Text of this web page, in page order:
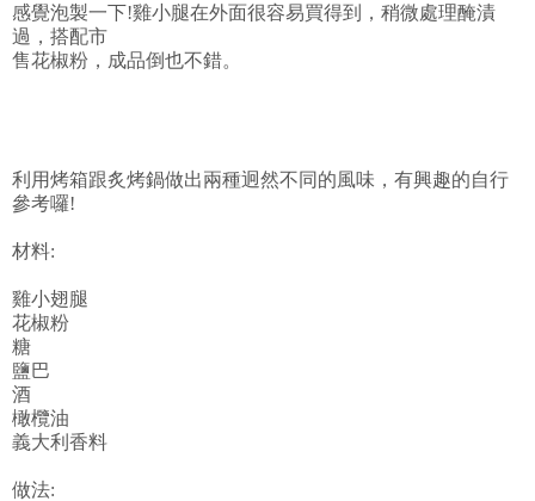
感覺泡製一下!雞小腿在外面很容易買得到，稍微處理醃漬
過，搭配市
售花椒粉，成品倒也不錯。
利用烤箱跟炙烤鍋做出兩種迥然不同的風味，有興趣的自行
參考囉!
材料:
雞小翅腿
花椒粉
糖
鹽巴
酒
橄欖油
義大利香料
做法: